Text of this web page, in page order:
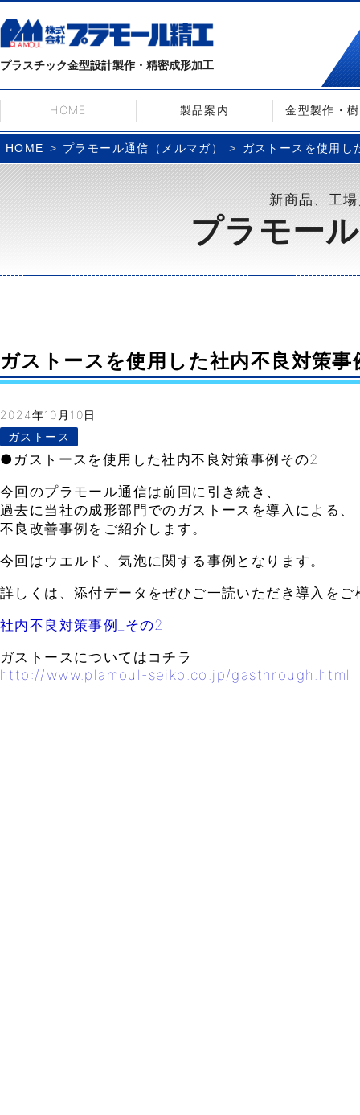
プラスチック金型設計製作・精密成形加工
HOME 製品案内 金型製作・
HOME プラモール通信（メルマガ） ガストースを使用
新商品、工
プラモー
ガストースを使用した社内不良対策事
2024年10月10日
ガストース
●ガストースを使用した社内不良対策事例その2
今回のプラモール通信は前回に引き続き、
過去に当社の成形部門でのガストースを導入による、
不良改善事例をご紹介します。
今回はウエルド、気泡に関する事例となります。
詳しくは、添付データをぜひご一読いただき導入をご
社内不良対策事例_その2
ガストースについてはコチラ
http://www.plamoul-seiko.co.jp/gasthrough.html